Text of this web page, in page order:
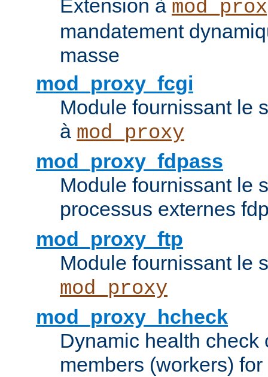
Extension à
mandatement
masse
mod_proxy_fcgi
Module fournissant le
à mod_proxy
mod_proxy_fdpass
Module fournissant le
processus externes
mod_proxy_ftp
Module fournissant le
mod_proxy
mod_proxy_hcheck
Dynamic health check
members (workers) for